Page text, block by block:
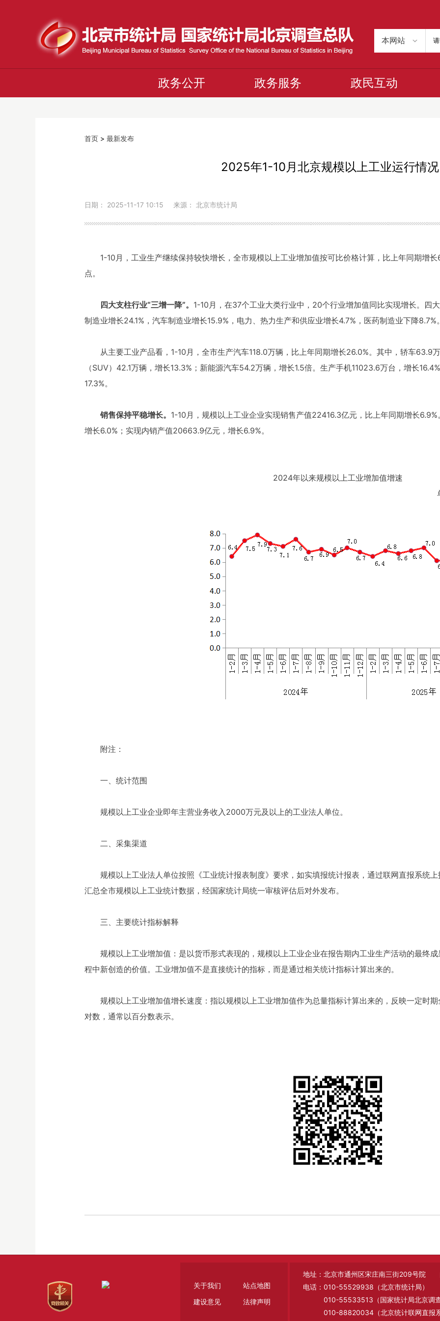
政务公开 政务服务 政民互动
首页 > 最新发布
2025年1-10月北京规模以上工业运行情况
日期： 2025-11-17 10:15 来源： 北京市统计局
1-10月，工业生产继续保持较快增长，全市规模以上工业增加值按可比价格计算，比上年同期增
点。
四大支柱行业“三增一降”。 1-10月，在37个工业大类行业中，20个行业增加值同比实现增长。四
制造业增长24.1%，汽车制造业增长15.9%，电力、热力生产和供应业增长4.7%，医药制造业下降8.7%
从主要工业产品看，1-10月，全市生产汽车118.0万辆，比上年同期增长26.0%。其中，轿车63.9
（SUV）42.1万辆，增长13.3%；新能源汽车54.2万辆，增长1.5倍。生产手机11023.6万台，增长
17.3%。
销售保持平稳增长。 1-10月，规模以上工业企业实现销售产值22416.3亿元，比上年同期增长
增长6.0%；实现内销产值20663.9亿元，增长6.9%。
2024年以来规模以上工业增加值增速
单位：
附注：
一、统计范围
规模以上工业企业即年主营业务收入2000万元及以上的工业法人单位。
二、采集渠道
规模以上工业法人单位按照《工业统计报表制度》要求，如实填报统计报表，通过联网直报系统
汇总全市规模以上工业统计数据，经国家统计局统一审核评估后对外发布。
三、主要统计指标解释
规模以上工业增加值：是以货币形式表现的，规模以上工业企业在报告期内工业生产活动的最终
程中新创造的价值。工业增加值不是直接统计的指标，而是通过相关统计指标计算出来的。
规模以上工业增加值增长速度：指以规模以上工业增加值作为总量指标计算出来的，反映一定时
对数，通常以百分数表示。
关于我们
站点地图
建设意见
法律声明
地址：北京市通州区宋庄南三街209号院
电话：010-55529938（北京市统计局）
010-55533513（国家统计局北京调
010-88820034（北京统计联网直报